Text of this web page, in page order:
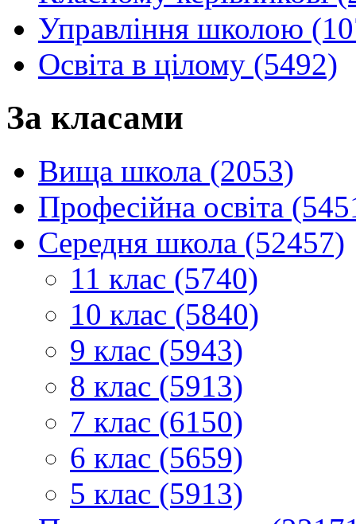
Управління школою
Освіта в цілому (5492)
За класами
Вища школа (2053)
Професійна освіта
Середня школа (52457)
11 клас (5740)
10 клас (5840)
9 клас (5943)
8 клас (5913)
7 клас (6150)
6 клас (5659)
5 клас (5913)